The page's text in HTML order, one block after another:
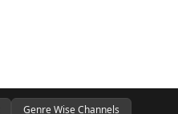
Genre Wise Channels